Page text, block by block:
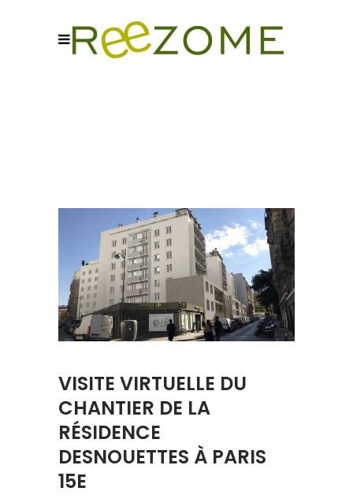
VISITE VIRTUELLE DU
CHANTIER DE LA
RÉSIDENCE
DESNOUETTES À PARIS
15E